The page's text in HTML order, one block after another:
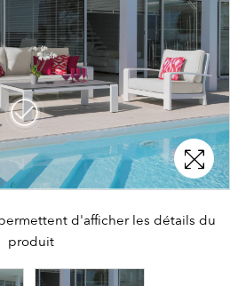
d'afficher les détails du
produit
d'afficher les détails du
produit
d'afficher les détails du
produit